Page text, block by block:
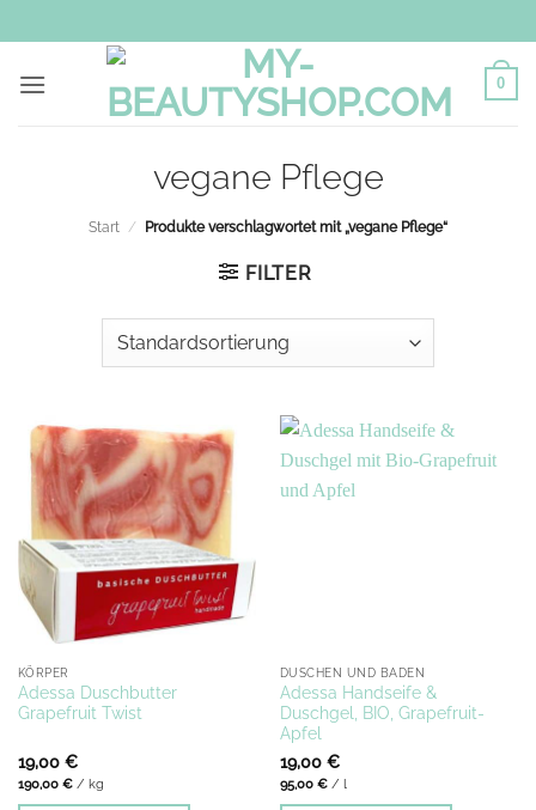
Inhalt
springen
0
vegane Pflege
Start / Produkte verschlagwortet mit „vegane Pflege“
FILTER
KÖRPER
Adessa Duschbutter
Grapefruit Twist
19,00 €
190,00 €/ kg
DUSCHEN UND BADEN
Adessa Handseife &
Duschgel, BIO, Grapefruit-
Apfel
19,00 €
95,00 €/ l